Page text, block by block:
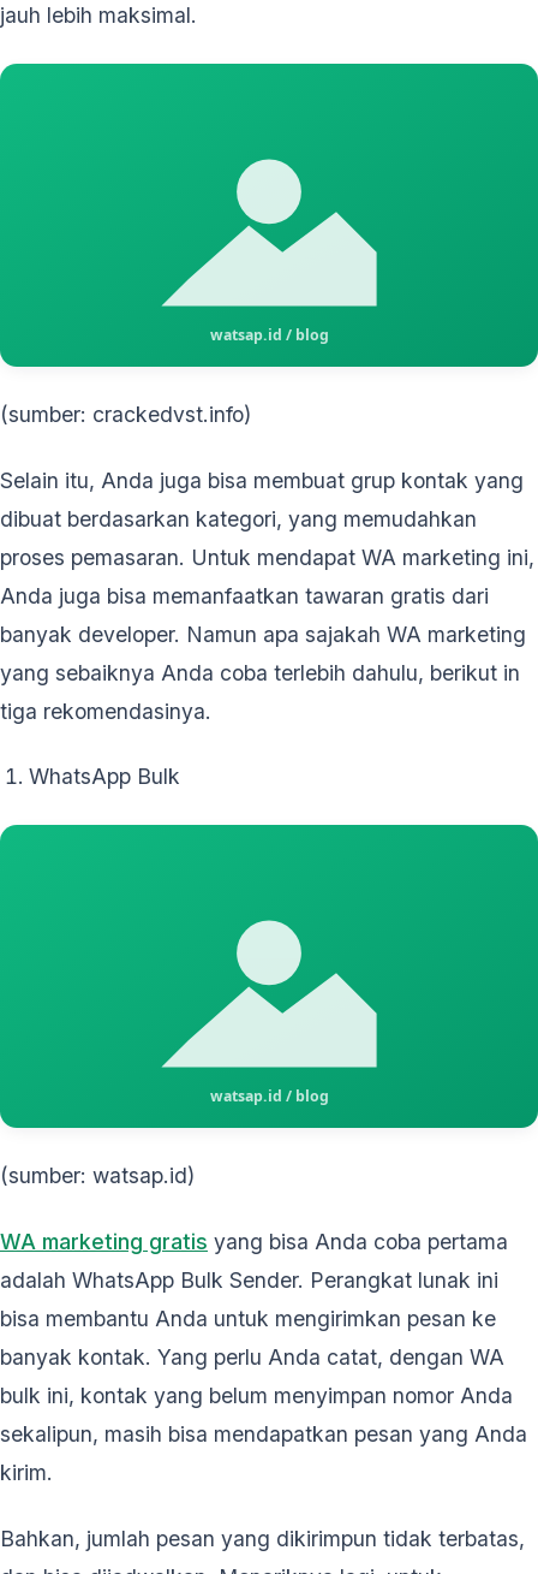
jauh lebih maksimal.
(sumber: crackedvst.info)
Selain itu, Anda juga bisa membuat grup kontak yang
dibuat berdasarkan kategori, yang memudahkan
proses pemasaran. Untuk mendapat WA marketing ini,
Anda juga bisa memanfaatkan tawaran gratis dari
banyak developer. Namun apa sajakah WA marketing
yang sebaiknya Anda coba terlebih dahulu, berikut in
tiga rekomendasinya.
WhatsApp Bulk
(sumber: watsap.id)
WA marketing gratis yang bisa Anda coba pertama
adalah WhatsApp Bulk Sender. Perangkat lunak ini
bisa membantu Anda untuk mengirimkan pesan ke
banyak kontak. Yang perlu Anda catat, dengan WA
bulk ini, kontak yang belum menyimpan nomor Anda
sekalipun, masih bisa mendapatkan pesan yang Anda
kirim.
Bahkan, jumlah pesan yang dikirimpun tidak terbatas,